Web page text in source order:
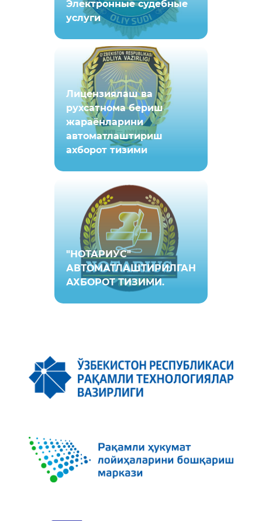
Электронные судебные
услуги
Лицензиялаш ва
рухсатнома бериш
жараёнларини
автоматлаштириш
ахборот тизими
"НОТАРИУС"
АВТОМАТЛАШТИРИЛГАН
АХБОРОТ ТИЗИМИ.